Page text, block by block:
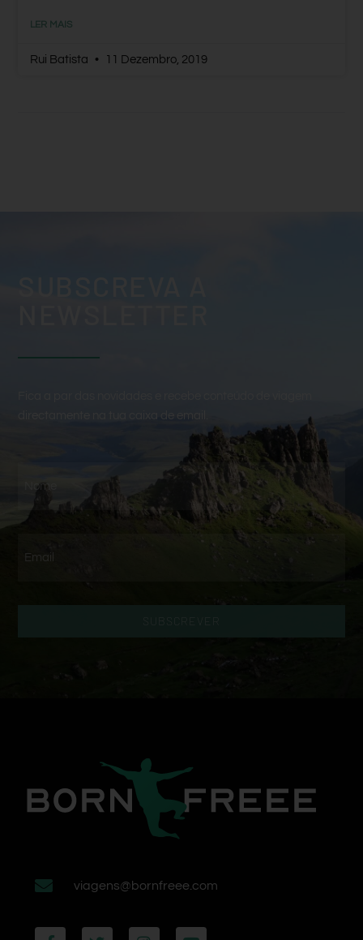
LER MAIS
Rui Batista 11 Dezembro, 2019
directamente na tua caixa de email.
SUBSCREVER
viagens@bornfreee.com